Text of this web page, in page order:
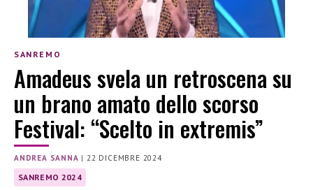
SANREMO
Amadeus svela un retroscena su
un brano amato dello scorso
Festival: “Scelto in extremis”
ANDREA SANNA |22 DICEMBRE 2024
SANREMO 2024